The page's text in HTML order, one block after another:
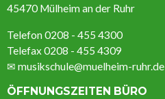
45470 Mülheim an der Ruhr
Telefon 0208 - 455 4300
Telefax 0208 - 455 4309
✉ musikschule@muelheim-ruhr.de
ÖFFNUNGSZEITEN BÜRO